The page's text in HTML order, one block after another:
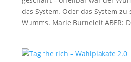
das System. Oder das System
Wumms. Marie Burneleit ABER: